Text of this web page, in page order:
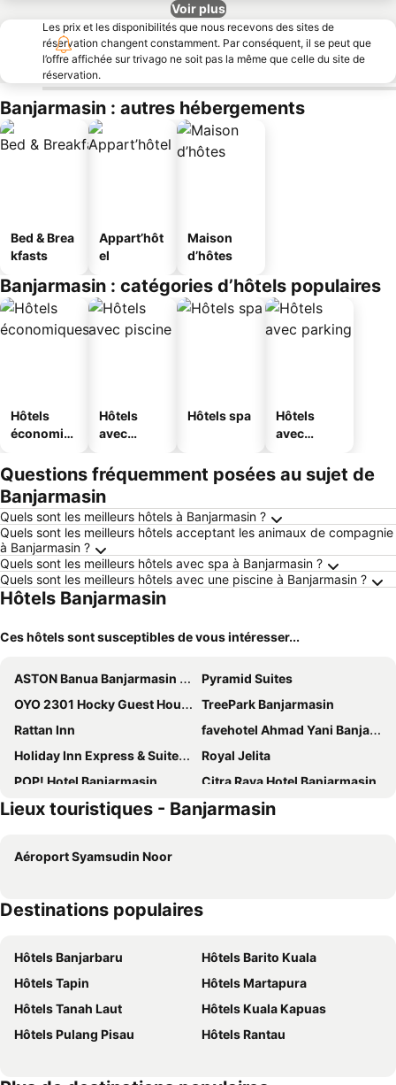
Voir plus
Les prix et les disponibilités que nous recevons des sites de
réservation changent constamment. Par conséquent, il se peut que
l’offre affichée sur trivago ne soit pas la même que celle du site de
réservation.
Banjarmasin : autres hébergements
Bed & Brea
kfasts
Appart’hôt
el
Maison
d’hôtes
Banjarmasin : catégories d’hôtels populaires
Hôtels
économiq
Hôtels
avec
Hôtels spa
Hôtels
avec
Questions fréquemment posées au sujet de
Banjarmasin
Quels sont les meilleurs hôtels à Banjarmasin ?
Quels sont les meilleurs hôtels acceptant les animaux de compagnie
à Banjarmasin ?
Quels sont les meilleurs hôtels avec spa à Banjarmasin ?
Quels sont les meilleurs hôtels avec une piscine à Banjarmasin ?
Hôtels Banjarmasin
Ces hôtels sont susceptibles de vous intéresser...
ASTON Banua Banjarmasin Hotel & Convention Center
Pyramid Suites
OYO 2301 Hocky Guest House
TreePark Banjarmasin
Rattan Inn
favehotel Ahmad Yani Banjarmasin
Holiday Inn Express & Suites Banjarmasin By Ihg
Royal Jelita
POP! Hotel Banjarmasin
Citra Raya Hotel Banjarmasin
Hotel Victoria River View
FUGO Banjarmasin
Hotel 88 Banjarmasin By WH
Lex Hotel Banjarmasin By Excelsior
Harper Banjarmasin
Citraraya
Urbanview Hotel Niraz Syariah Banjarmasin by RedDoorz
Save
City Home
Hotel SAS Syariah
Mira Inn
Urbanview Hotel Kharisma Banjarmasin
Regen Banjarmasin
Lieux touristiques - Banjarmasin
Aéroport Syamsudin Noor
Destinations populaires
Hôtels Banjarbaru
Hôtels Barito Kuala
Hôtels Tapin
Hôtels Martapura
Hôtels Tanah Laut
Hôtels Kuala Kapuas
Hôtels Pulang Pisau
Hôtels Rantau